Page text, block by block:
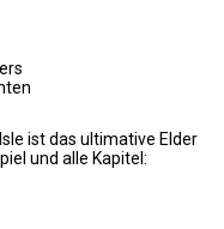
ist das ultimative Elder
und alle Kapitel: